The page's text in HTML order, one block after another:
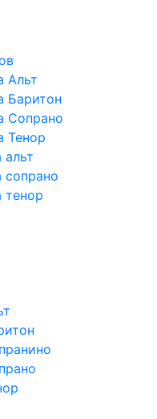
Альт
Баритон
Сопрано
Тенор
сопрано
тенор